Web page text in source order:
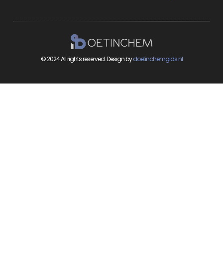
© 2024 All rights reserved. Design bydoetinchemgids.nl